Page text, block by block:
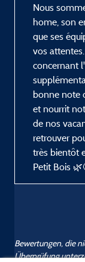
Nous
home, son
que ses
vos
concernant
bonne note
et nourrit
de nos
retrouver
très bientôt
Petit Bois
Bewertungen, die
Überprüfung